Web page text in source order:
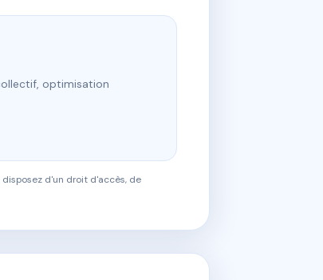
optimisation
d'un droit d'accès, de